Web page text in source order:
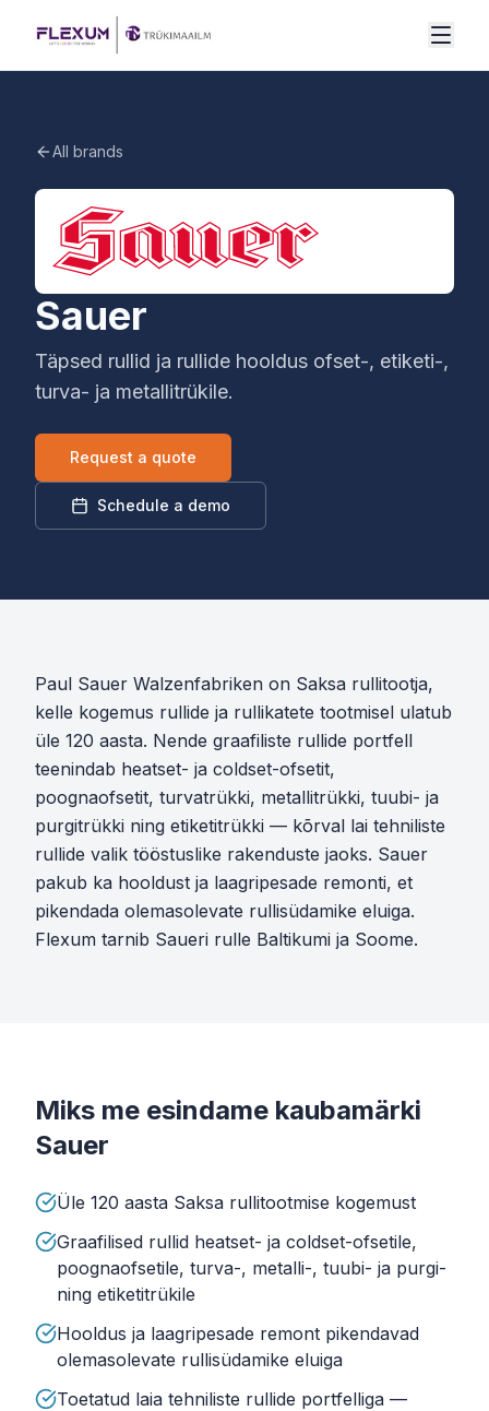
Mine sisu juurde
All brands
Sauer
Täpsed rullid ja rullide hooldus ofset-, etiketi-,
turva- ja metallitrükile.
Request a quote
Schedule a demo
Paul Sauer Walzenfabriken on Saksa rullitootja,
kelle kogemus rullide ja rullikatete tootmisel ulatub
üle 120 aasta. Nende graafiliste rullide portfell
teenindab heatset- ja coldset-ofsetit,
poognaofsetit, turvatrükki, metallitrükki, tuubi- ja
purgitrükki ning etiketitrükki — kõrval lai tehniliste
rullide valik tööstuslike rakenduste jaoks. Sauer
pakub ka hooldust ja laagripesade remonti, et
pikendada olemasolevate rullisüdamike eluiga.
Flexum tarnib Saueri rulle Baltikumi ja Soome.
Miks me esindame kaubamärki
Sauer
Üle 120 aasta Saksa rullitootmise kogemust
Graafilised rullid heatset- ja coldset-ofsetile,
poognaofsetile, turva-, metalli-, tuubi- ja purgi-
ning etiketitrükile
Hooldus ja laagripesade remont pikendavad
olemasolevate rullisüdamike eluiga
Toetatud laia tehniliste rullide portfelliga —